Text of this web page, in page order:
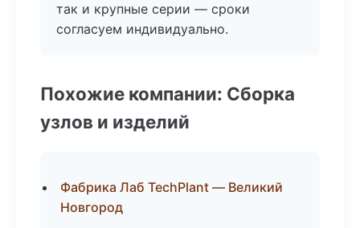
так и крупные серии — сроки
согласуем индивидуально.
Похожие компании: Сборка
узлов и изделий
Фабрика Лаб TechPlant — Великий
Новгород